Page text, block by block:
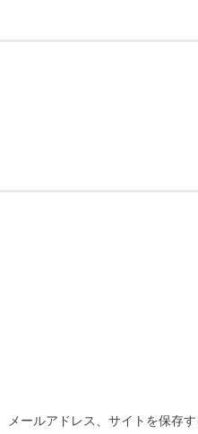
ールアドレス、サイトを保存す